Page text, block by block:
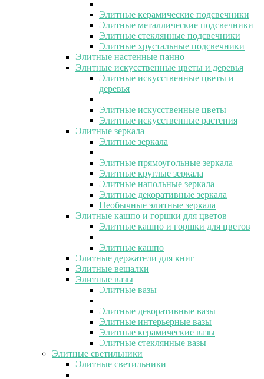
Элитные керамические подсвечники
Элитные металлические подсвечники
Элитные стеклянные подсвечники
Элитные хрустальные подсвечники
Элитные настенные панно
Элитные искусственные цветы и деревья
Элитные искусственные цветы и
деревья
Элитные искусственные цветы
Элитные искусственные растения
Элитные зеркала
Элитные зеркала
Элитные прямоугольные зеркала
Элитные круглые зеркала
Элитные напольные зеркала
Элитные декоративные зеркала
Необычные элитные зеркала
Элитные кашпо и горшки для цветов
Элитные кашпо и горшки для цветов
Элитные кашпо
Элитные держатели для книг
Элитные вешалки
Элитные вазы
Элитные вазы
Элитные декоративные вазы
Элитные интерьерные вазы
Элитные керамические вазы
Элитные стеклянные вазы
Элитные светильники
Элитные светильники